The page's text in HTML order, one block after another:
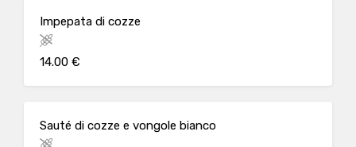
Impepata di cozze
14.00 €
Sauté di cozze e vongole bianco